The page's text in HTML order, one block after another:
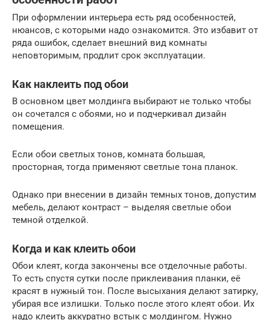
При оформлении интерьера есть ряд особенностей,
нюансов, с которыми надо ознакомится. Это избавит от
ряда ошибок, сделает внешний вид комнаты
неповторимым, продлит срок эксплуатации.
Как наклеить под обои
В основном цвет молдинга выбирают не только чтобы
он сочетался с обоями, но и подчеркивал дизайн
помещения.
Если обои светлых тонов, комната большая,
просторная, тогда применяют светлые тона планок.
Однако при внесении в дизайн темных тонов, допустим
мебель, делают контраст – выделяя светлые обои
темной отделкой.
Когда и как клеить обои
Обои клеят, когда закончены все отделочные работы.
То есть спустя сутки после приклеивания планки, её
красят в нужный тон. После высыхания делают затирку,
убирая все излишки. Только после этого клеят обои. Их
надо клеить аккуратно встык с молдингом. Нужно